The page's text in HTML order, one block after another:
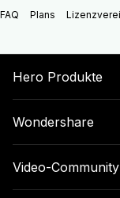
FAQ Plans
Hero Produkte
Wondershare
Video-Community